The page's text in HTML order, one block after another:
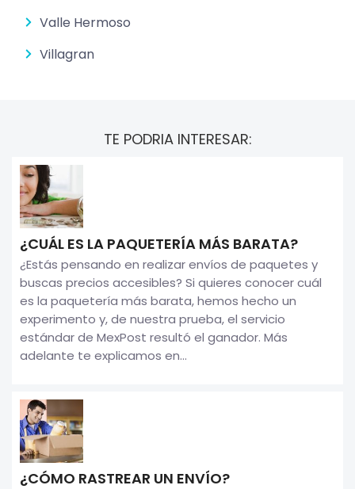
Valle Hermoso
Villagran
TE PODRIA INTERESAR:
¿CUÁL ES LA PAQUETERÍA MÁS BARATA?
¿Estás pensando en realizar envíos de paquetes y
buscas precios accesibles? Si quieres conocer cuál
es la paquetería más barata, hemos hecho un
experimento y, de nuestra prueba, el servicio
estándar de MexPost resultó el ganador. Más
adelante te explicamos en...
¿CÓMO RASTREAR UN ENVÍO?